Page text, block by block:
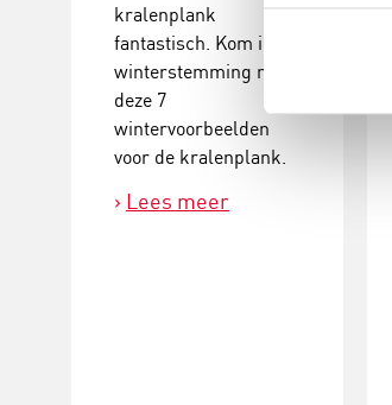
kralenplank
fantastisch. Kom in de
winterstemming met
deze 7
wintervoorbeelden
voor de kralenplank.
Lees meer